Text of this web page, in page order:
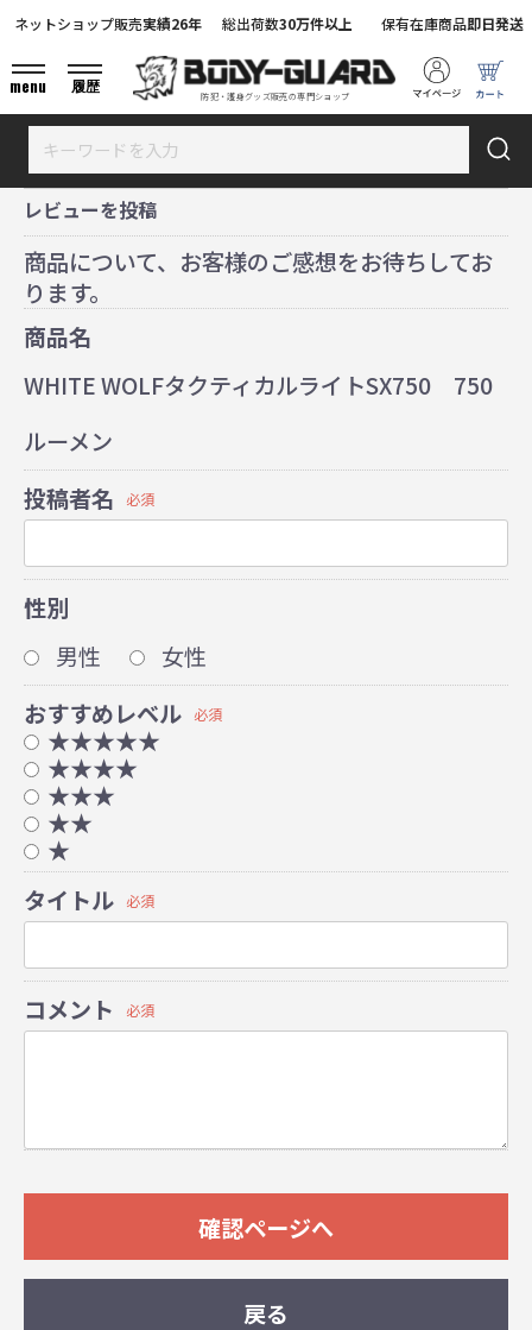
防犯・護身グッズ販売の専門ショップ
ネットショップ販売実績26年 総出荷数30万件以上 保有在庫商品即日発送
menu 履歴
レビューを投稿
商品について、お客様のご感想をお待ちしてお
ります。
商品名
WHITE WOLFタクティカルライトSX750 750
ルーメン
投稿者名
必須
性別
男性
女性
おすすめレベル
必須
★★★★★
★★★★
★★★
★★
★
タイトル
必須
コメント 必須
確認ページへ
戻る